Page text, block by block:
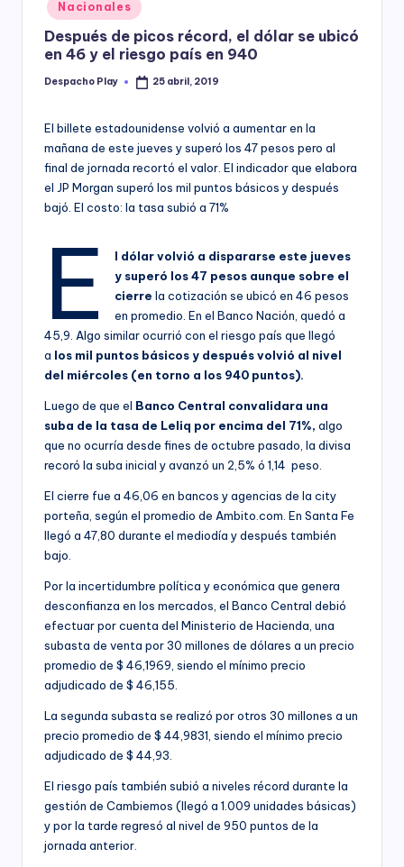
y
in
Nacionales
Después de picos récord, el dólar se ubicó
en 46 y el riesgo país en 940
Posted
Despacho Play 25 abril, 2019
El billete estadounidense volvió a aumentar en la
mañana de este jueves y superó los 47 pesos pero al
final de jornada recortó el valor. El indicador que elabora
el JP Morgan superó los mil puntos básicos y después
bajó. El costo: la tasa subió a 71%
E
l dólar volvió a dispararse este jueves
y superó los 47 pesos aunque sobre el
cierre la cotización se ubicó en 46 pesos
en promedio. En el Banco Nación, quedó a
45,9. Algo similar ocurrió con el riesgo país que llegó
a los mil puntos básicos y después volvió al nivel
del miércoles (en torno a los 940 puntos).
Luego de que el Banco Central convalidara una
suba de la tasa de Leliq por encima del 71%, algo
que no ocurría desde fines de octubre pasado, la divisa
recoró la suba inicial y avanzó un 2,5% ó 1,14 peso.
El cierre fue a 46,06 en bancos y agencias de la city
porteña, según el promedio de Ambito.com. En Santa Fe
llegó a 47,80 durante el mediodía y después también
bajo.
Por la incertidumbre política y económica que genera
desconfianza en los mercados, el Banco Central debió
efectuar por cuenta del Ministerio de Hacienda, una
subasta de venta por 30 millones de dólares a un precio
promedio de $ 46,1969, siendo el mínimo precio
adjudicado de $ 46,155.
La segunda subasta se realizó por otros 30 millones a un
precio promedio de $ 44,9831, siendo el mínimo precio
adjudicado de $ 44,93.
El riesgo país también subió a niveles récord durante la
gestión de Cambiemos (llegó a 1.009 unidades básicas)
y por la tarde regresó al nivel de 950 puntos de la
jornada anterior.